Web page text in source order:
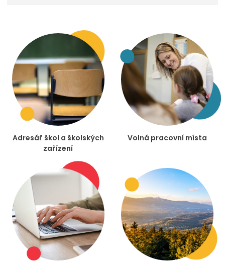
Adresář škol a školských
zařízení
Volná pracovní místa